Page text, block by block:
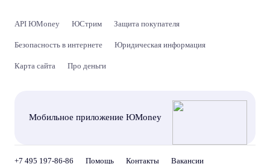
API ЮMoney ЮСтрим Защита покупателя
Безопасность в интернете Юридическая информация
Карта сайта Про деньги
Мобильное приложение ЮMoney
+7 495 197-86-86 Помощь Контакты Вакансии